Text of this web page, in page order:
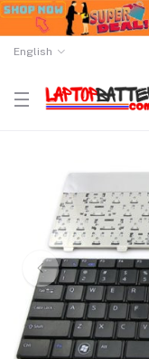
English